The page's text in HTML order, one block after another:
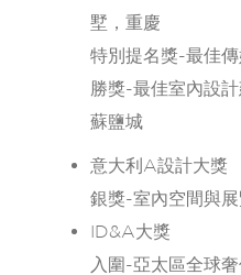
墅，重慶
特別提名獎-最佳
勝獎-最佳室內設
蘇鹽城
意大利A設計大獎
銀獎-室內空間與
ID&A大獎
入圍-亞太區全球